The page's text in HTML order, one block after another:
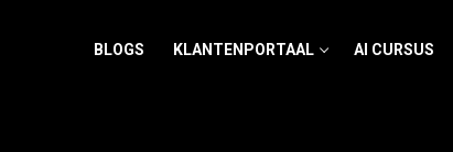
BLOGS KLANTENPORTAAL AI CURSUS